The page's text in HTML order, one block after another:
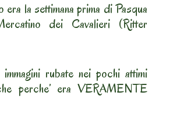
era la settimana prima di Pasqua
dei Cavalieri (Ritter
rubate nei pochi attimi
perche’ era VERAMENTE